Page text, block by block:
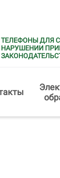
ТЕЛЕФОНЫ ДЛЯ
НАРУШЕНИИ